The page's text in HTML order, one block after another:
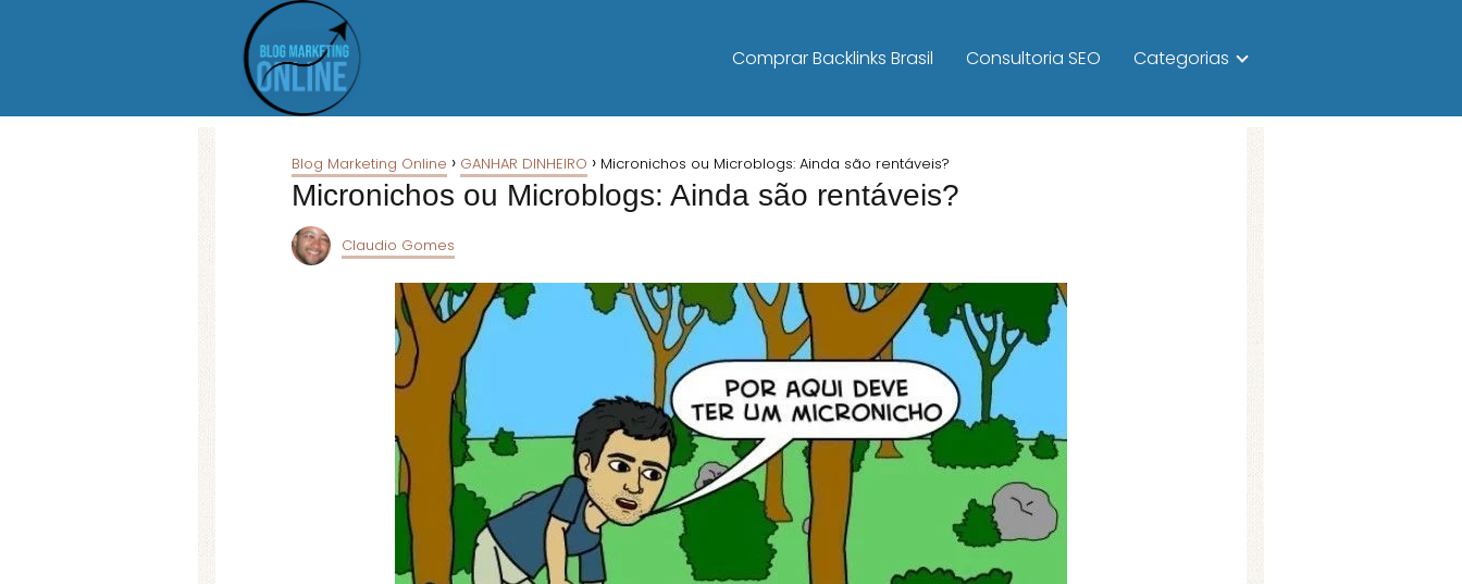
Comprar Backlinks Brasil Consultoria SEO Categorias
Blog Marketing Online GANHAR DINHEIRO Micronichos ou Microblogs: Ainda são rentáveis?
Micronichos ou Microblogs: Ainda são rentáveis?
Claudio Gomes